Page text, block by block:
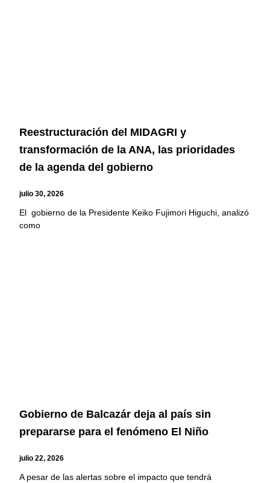
Reestructuración del MIDAGRI y
transformación de la ANA, las prioridades
de la agenda del gobierno
julio 30, 2026
El gobierno de la Presidente Keiko Fujimori Higuchi, analizó
como
Gobierno de Balcazár deja al país sin
prepararse para el fenómeno El Niño
julio 22, 2026
A pesar de las alertas sobre el impacto que tendrá